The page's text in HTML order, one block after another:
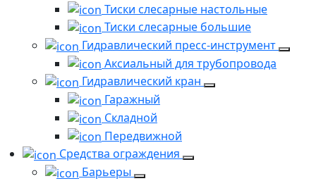
Тиски слесарные настольные
Тиски слесарные большие
Гидравлический пресс-инструмент
Аксиальный для трубопровода
Гидравлический кран
Гаражный
Складной
Передвижной
Средства ограждения
Барьеры